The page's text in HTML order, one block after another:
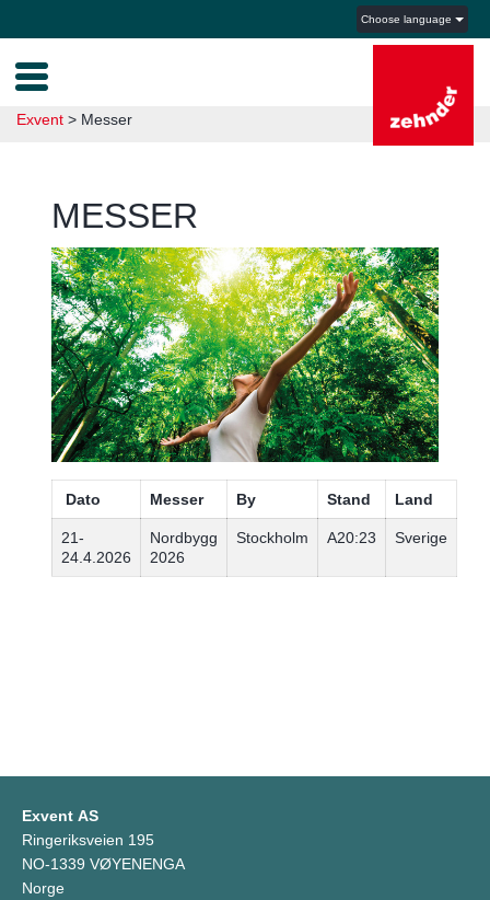
Choose language
Exvent > Messer
MESSER
Dato Messer By Stand Land
21-
24.4.2026
Nordbygg
2026
Stockholm A20:23 Sverige
Exvent AS
Ringeriksveien 195
NO-1339 VØYENENGA
Norge